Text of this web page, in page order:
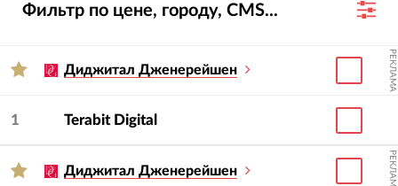
Фильтр по цене, городу, CMS...
Диджитал Дженерейшен РЕКЛАМА
1 Terabit Digital
Диджитал Дженерейшен РЕКЛАМА